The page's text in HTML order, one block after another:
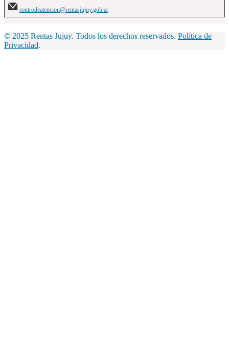
centrodeatencion@rentasjujuy.gob.ar
© 2025 Rentas Jujuy. Todos los derechos reservados. Política de
Privacidad.